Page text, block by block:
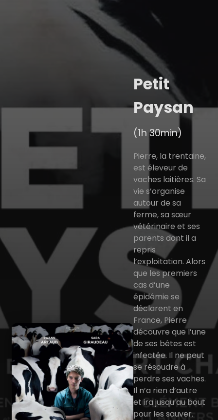
Petit
Paysan
(1h 30min)
Pierre, la trentaine,
est éleveur de
vaches laitières. Sa
vie s’organise
autour de sa
ferme, sa sœur
vétérinaire et ses
parents dont il a
repris
l’exploitation. Alors
que les premiers
cas d’une
épidémie se
déclarent en
France, Pierre
découvre que l’une
de ses bêtes est
infectée. Il ne peut
se résoudre à
perdre ses vaches.
Il n’a rien d’autre
et ira jusqu’au bout
pour les sauver.